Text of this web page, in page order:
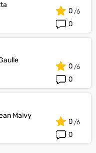
0
0
0
0
Malvy
0
0